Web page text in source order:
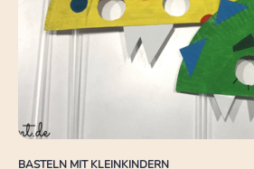
BASTELN MIT KLEINKINDERN